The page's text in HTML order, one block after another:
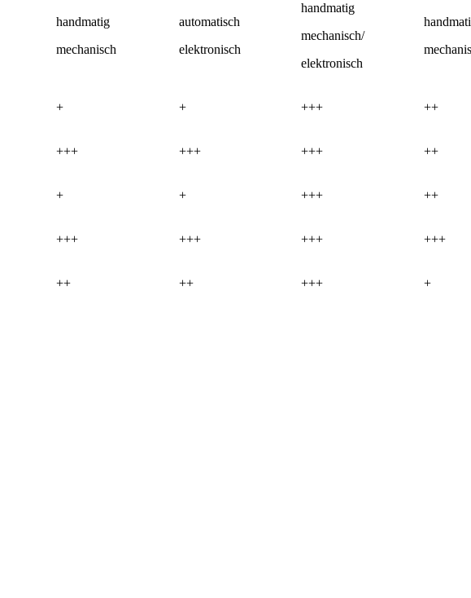
handmatig
mechanisch
automatisch
elektronisch
handmatig
mechanisch/
elektronisch
+ + +++ ++
+++ +++ +++ ++
+ + +++ ++
+++ +++ +++ +++
++ ++ +++ +